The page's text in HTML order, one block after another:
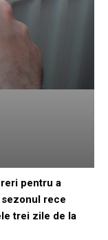
pentru a
rece
trei zile de la